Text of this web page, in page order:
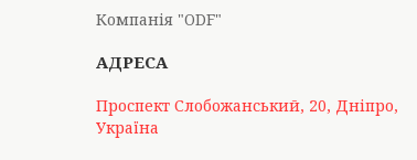
Компанія "ODF"
Проспект Слобожанський, 20, Дніпро,
Україна